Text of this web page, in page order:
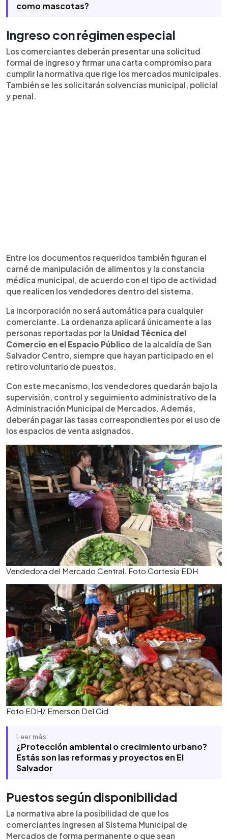
como mascotas?
Ingreso con régimen especial
Los comerciantes deberán presentar una solicitud
formal de ingreso y firmar una carta compromiso para
cumplir la normativa que rige los mercados municipales.
También se les solicitarán solvencias municipal, policial
y penal.
Entre los documentos requeridos también figuran el
carné de manipulación de alimentos y la constancia
médica municipal, de acuerdo con el tipo de actividad
que realicen los vendedores dentro del sistema.
La incorporación no será automática para cualquier
comerciante. La ordenanza aplicará únicamente a las
personas reportadas por la Unidad Técnica del
Comercio en el Espacio Público de la alcaldía de San
Salvador Centro, siempre que hayan participado en el
retiro voluntario de puestos.
Con este mecanismo, los vendedores quedarán bajo la
supervisión, control y seguimiento administrativo de la
Administración Municipal de Mercados. Además,
deberán pagar las tasas correspondientes por el uso de
los espacios de venta asignados.
Vendedora del Mercado Central. Foto Cortesía EDH
Foto EDH/ Emerson Del Cid
Leer más:
¿Protección ambiental o crecimiento urbano?
Estás son las reformas y proyectos en El
Salvador
Puestos según disponibilidad
La normativa abre la posibilidad de que los
comerciantes ingresen al Sistema Municipal de
Mercados de forma permanente o que sean